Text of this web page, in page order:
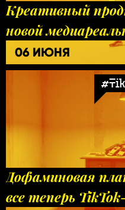
Креативный
новой
06 ИЮНЯ
Дофаминовая
все теперь